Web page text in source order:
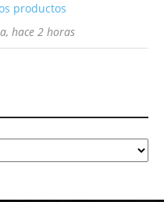
productos
hace 2 horas